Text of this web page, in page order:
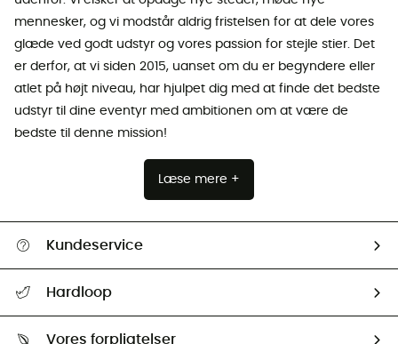
mennesker, og vi modstår aldrig fristelsen for at dele vores
glæde ved godt udstyr og vores passion for stejle stier. Det
er derfor, at vi siden 2015, uanset om du er begyndere eller
atlet på højt niveau, har hjulpet dig med at finde det bedste
udstyr til dine eventyr med ambitionen om at være de
bedste til denne mission!
Læse mere +
Kundeservice
Returnering & Tilbagebetaling
Hardloop
Vores forpligtelser